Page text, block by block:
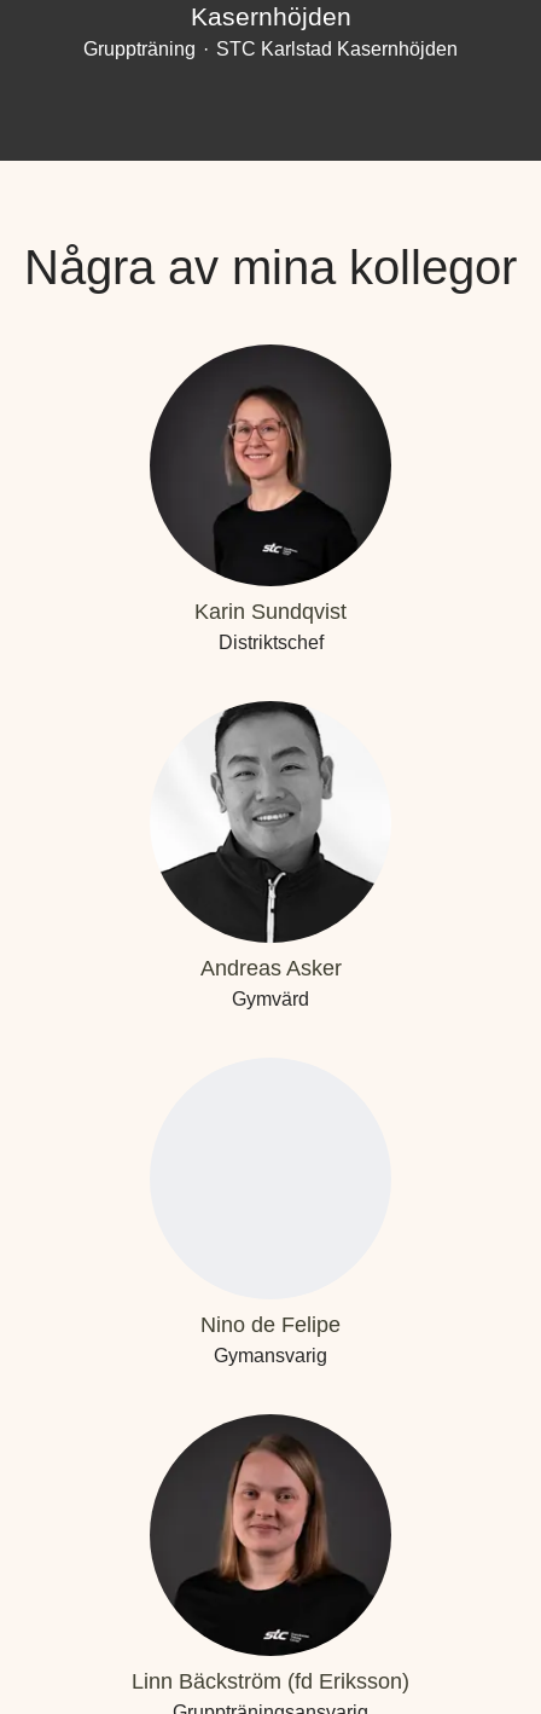
Kasernhöjden
Gruppträning · STC Karlstad Kasernhöjden
Några av mina kollegor
Karin Sundqvist
Distriktschef
Andreas Asker
Gymvärd
Nino de Felipe
Gymansvarig
Linn Bäckström (fd Eriksson)